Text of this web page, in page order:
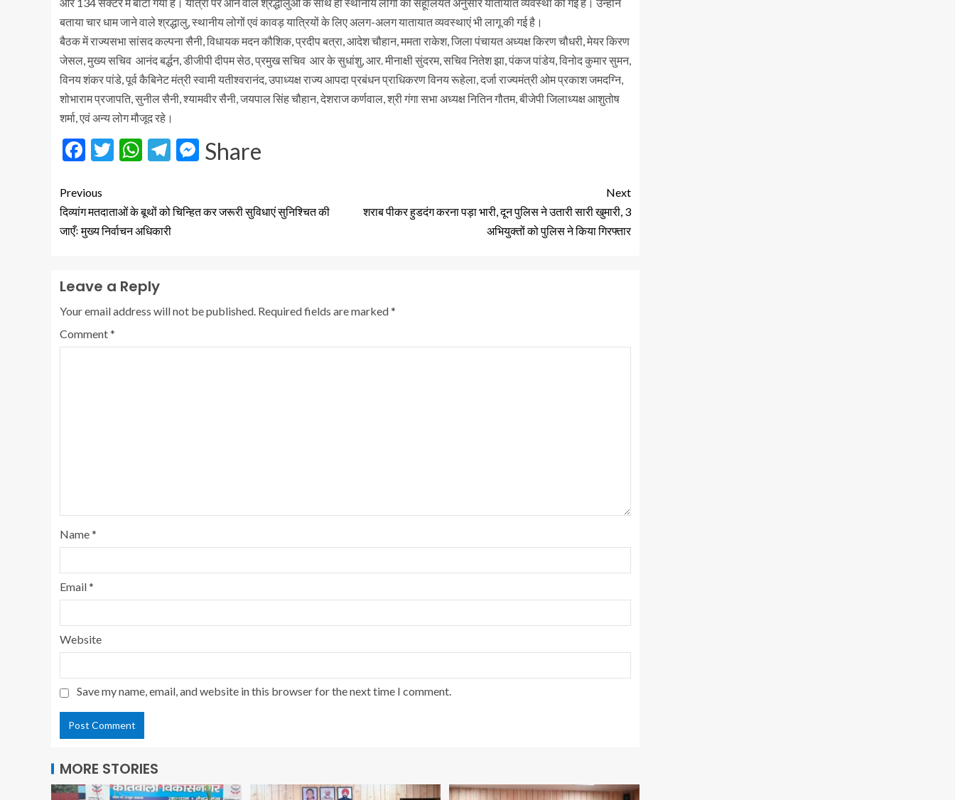
बताया चार धाम जाने वाले श्रद्धालु, स्थानीय लोगों एवं कावड़ यात्रियों के लिए अलग-अलग यातायात व्यवस्थाएं भी लागू की गई है।
बैठक में राज्यसभा सांसद कल्पना सैनी, विधायक मदन कौशिक, प्रदीप बत्रा, आदेश चौहान, ममता राकेश, जिला पंचायत अध्यक्ष किरण चौधरी, मेयर किरण
जेसल, मुख्य सचिव आनंद बर्द्धन, डीजीपी दीपम सेठ, प्रमुख सचिव आर के सुधांशु, आर. मीनाक्षी सुंदरम, सचिव नितेश झा, पंकज पांडेय, विनोद कुमार सुमन,
विनय शंकर पांडे, पूर्व कैबिनेट मंत्री स्वामी यतीश्वरानंद, उपाध्यक्ष राज्य आपदा प्रबंधन प्राधिकरण विनय रूहेला, दर्जा राज्यमंत्री ओम प्रकाश जमदग्नि,
शोभाराम प्रजापति, सुनील सैनी, श्यामवीर सैनी, जयपाल सिंह चौहान, देशराज कर्णवाल, श्री गंगा सभा अध्यक्ष नितिन गौतम, बीजेपी जिलाध्यक्ष आशुतोष
शर्मा, एवं अन्य लोग मौजूद रहे।
Facebook
Twitter
WhatsApp
Telegram
Messenger
Share
Previous
दिव्यांग मतदाताओं के बूथों को चिन्हित कर जरूरी सुविधाएं सुनिश्चित की
जाएँः मुख्य निर्वाचन अधिकारी
Next
शराब पीकर हुडदंग करना पड़ा भारी, दून पुलिस ने उतारी सारी खुमारी, 3
अभियुक्तों को पुलिस ने किया गिरफ्तार
Leave a Reply
Your email address will not be published. Required fields are marked*
Comment*
Name*
Email*
Website
Save my name, email, and website in this browser for the next time I comment.
MORE STORIES